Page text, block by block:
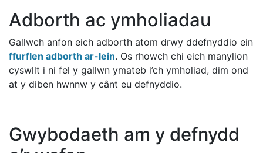
Adborth ac ymholiadau
Gallwch anfon eich adborth atom drwy ddefnyddio ein
ffurflen adborth ar-lein. Os rhowch chi eich manylion
cyswllt i ni fel y gallwn ymateb i’ch ymholiad, dim ond
at y diben hwnnw y cânt eu defnyddio.
Gwybodaeth am y defnydd